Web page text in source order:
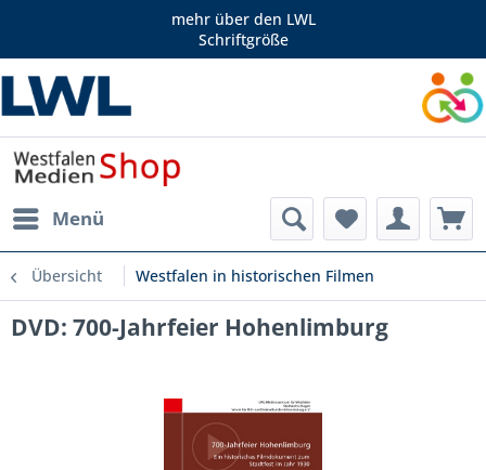
mehr über den LWL
Schriftgröße
Menü
Übersicht Westfalen in historischen Filmen
DVD: 700-Jahrfeier Hohenlimburg